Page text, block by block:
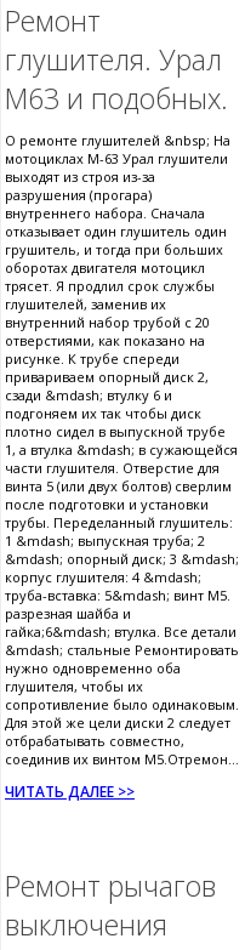
Ремонт
глушителя. Урал
М63 и подобных.
О ремонте глушителей &nbsp; На
мотоциклах М-63 Урал глушители
выходят из строя из-за
разрушения (прогара)
внутреннего набора. Сначала
отказывает один глушитель один
грушитель, и тогда при больших
оборотах двигателя мотоцикл
трясет. Я продлил срок службы
глушителей, заменив их
внутренний набор трубой с 20
отверстиями, как показано на
рисунке. К трубе спереди
привариваем опорный диск 2,
сзади &mdash; втулку 6 и
подгоняем их так чтобы диск
плотно сидел в выпускной трубе
1, а втулка &mdash; в сужающейся
части глушителя. Отверстие для
винта 5 (или двух болтов) сверлим
после подготовки и установки
трубы. Переделанный глушитель:
1 &mdash; выпускная труба; 2
&mdash; опорный диск; 3 &mdash;
корпус глушителя: 4 &mdash;
труба-вставка: 5&mdash; винт М5.
разрезная шайба и
гайка;6&mdash; втулка. Все детали
&mdash; стальные Ремонтировать
нужно одновременно оба
глушителя, чтобы их
сопротивление было одинаковым.
Для этой же цели диски 2 следует
отбрабатывать совместно,
соединив их винтом М5.Отремон...
ЧИТАТЬ ДАЛЕЕ >>
Ремонт рычагов
выключения